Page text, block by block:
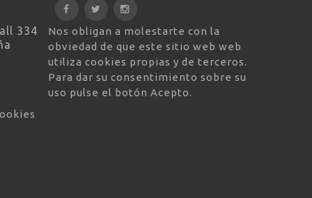
334
Nos obligan a molestarte con la
obviedad de que este sitio web web
utiliza cookies propias y de terceros.
Para dar su consentimiento sobre su
uso pulse el botón Acepto.